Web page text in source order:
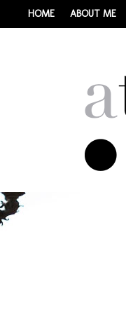
HOME ABOUT ME